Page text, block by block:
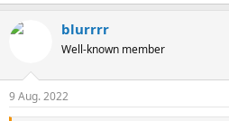
blurrrr
Well-known member
9 Aug. 2022